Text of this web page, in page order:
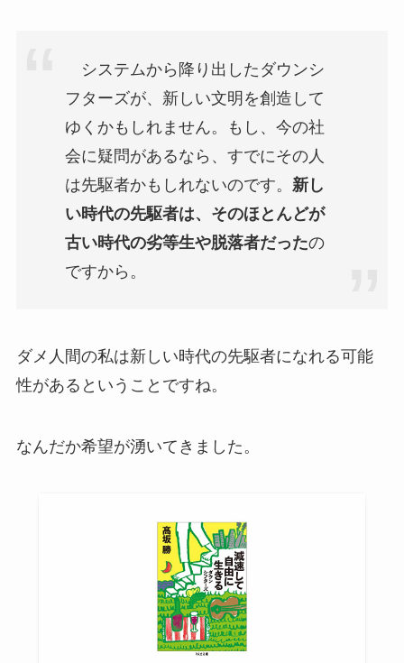
システムから降り出したダウンシ
フターズが、新しい文明を創造して
ゆくかもしれません。もし、今の社
会に疑問があるなら、すでにその人
は先駆者かもしれないのです。 新し
い時代の先駆者は、そのほとんどが
古い時代の劣等生や脱落者だったの
ですから。
ダメ人間の私は新しい時代の先駆者になれる可能
性があるということですね。
なんだか希望が湧いてきました。